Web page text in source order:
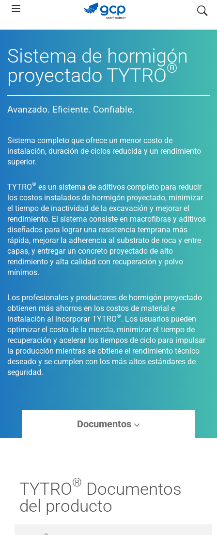
Skip
main
search
Sistema de hormigón
proyectado TYTRO®
Avanzado. Eficiente. Confiable.
Sistema completo que ofrece un menor costo de
instalación, duración de ciclos reducida y un rendimiento
superior.
TYTRO® es un sistema de aditivos completo para reducir
los costos instalados de hormigón proyectado, minimizar
el tiempo de inactividad de la excavación y mejorar el
rendimiento. El sistema consiste en macrofibras y aditivos
diseñados para lograr una resistencia temprana más
rápida, mejorar la adherencia al substrato de roca y entre
capas, y entregar un concreto proyectado de alto
rendimiento y alta calidad con recuperación y polvo
mínimos.
Los profesionales y productores de hormigón proyectado
obtienen más ahorros en los costos de material e
instalación al incorporar TYTRO®. Los usuarios pueden
optimizar el costo de la mezcla, minimizar el tiempo de
recuperación y acelerar los tiempos de ciclo para impulsar
la producción mientras se obtiene el rendimiento técnico
deseado y se cumplen con los más altos estándares de
seguridad.
Documentos
TYTRO® Documentos
del producto